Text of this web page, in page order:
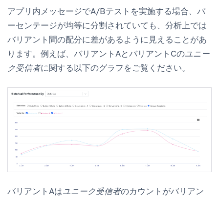
アプリ内メッセージでA/Bテストを実施する場合、パ
ーセンテージが均等に分割されていても、分析上では
バリアント間の配分に差があるように見えることがあ
ります。例えば、バリアントAとバリアントCのユニー
ク受信者に関する以下のグラフをご覧ください。
バリアントAはユニーク受信者のカウントがバリアン